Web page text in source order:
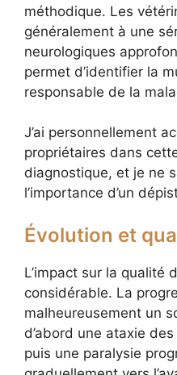
méthodique. Les
généralement à une
neurologiques
permet d’identifier la
responsable de la
J’ai personnellement
propriétaires dans
diagnostique, et je ne
l’importance d’un
Évolution et
L’impact sur la qualité
considérable. La
malheureusement un
d’abord une ataxie
puis une paralysie